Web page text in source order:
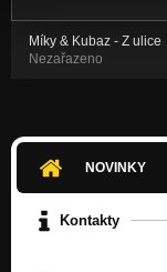
Míky & Kubaz - Z ulice
Nezařazeno
NOVINKY
Kontakty